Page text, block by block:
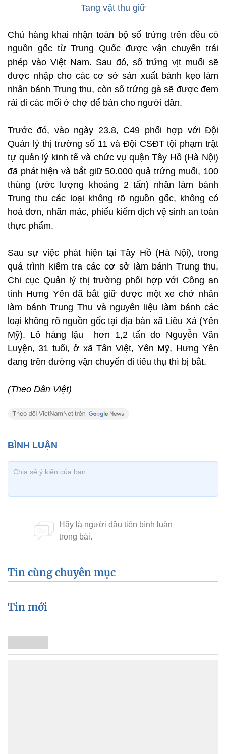
Tang vật thu giữ
Chủ hàng khai nhận toàn bộ số trứng trên đều có
nguồn gốc từ Trung Quốc được vận chuyển trái
phép vào Việt Nam. Sau đó, số trứng vịt muối sẽ
được nhập cho các cơ sở sản xuất bánh kẹo làm
nhân bánh Trung thu, còn số trứng gà sẽ được đem
rải đi các mối ở chợ để bán cho người dân.
Trước đó, vào ngày 23.8, C49 phối hợp với Đội
Quản lý thị trường số 11 và Đội CSĐT tội phạm trật
tự quản lý kinh tế và chức vụ quận Tây Hồ (Hà Nội)
đã phát hiện và bắt giữ 50.000 quả trứng muối, 100
thùng (ước lượng khoảng 2 tấn) nhân làm bánh
Trung thu các loại không rõ nguồn gốc, không có
hoá đơn, nhãn mác, phiếu kiểm dịch vệ sinh an toàn
thực phẩm.
Sau sự việc phát hiện tại Tây Hồ (Hà Nội), trong
quá trình kiểm tra các cơ sở làm bánh Trung thu,
Chi cục Quản lý thị trường phối hợp với Công an
tỉnh Hưng Yên đã bắt giữ được một xe chở nhân
làm bánh Trung Thu và nguyên liệu làm bánh các
loại không rõ nguồn gốc tại địa bàn xã Liêu Xá (Yên
Mỹ). Lô hàng lậu hơn 1,2 tấn do Nguyễn Văn
Luyện, 31 tuổi, ở xã Tân Việt, Yên Mỹ, Hưng Yên
đang trên đường vận chuyển đi tiêu thụ thì bị bắt.
(Theo Dân Việt)
Tin cùng chuyên mục
Tin mới